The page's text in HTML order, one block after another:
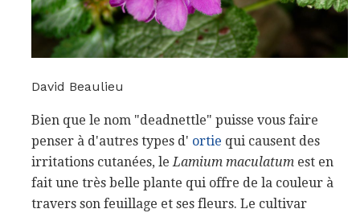
David Beaulieu
Bien que le nom "deadnettle" puisse vous faire
penser à d'autres types d' ortie qui causent des
irritations cutanées, leLamium maculatum est en
fait une très belle plante qui offre de la couleur à
travers son feuillage et ses fleurs. Le cultivar